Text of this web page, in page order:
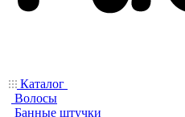
Каталог
Волосы
Банные штучки